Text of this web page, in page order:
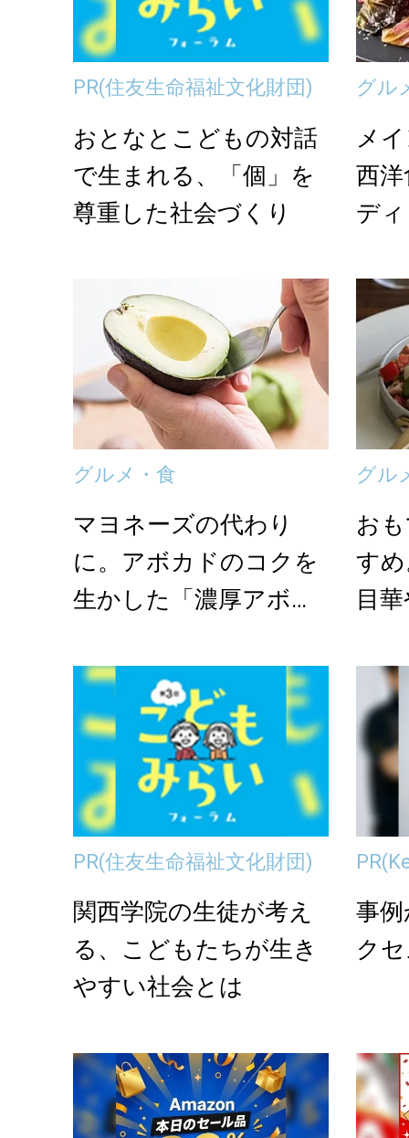
PR(住友生命福祉文化財団)
おとなとこどもの対話
で生まれる、「個」を
尊重した社会づくり
グル
メ
西
デ
グルメ・食
マヨネーズの代わり
に。アボカドのコクを
生かした「濃厚アボカ
シ...
グル
お
す
目
レ...
PR(住友生命福祉文化財団)
関西学院の生徒が考え
る、こどもたちが生き
やすい社会とは
PR
事
ク